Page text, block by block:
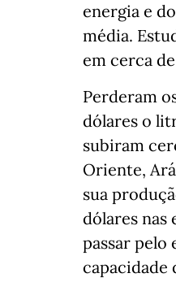
energia e
média.
em cerca
Perderam
dólares o
subiram
Oriente,
sua
dólares nas
passar pelo
capacidade